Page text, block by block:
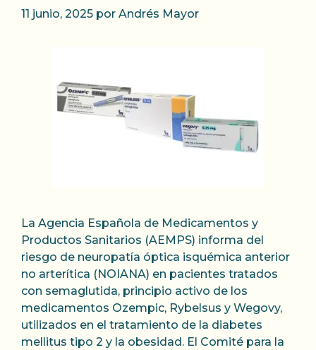
11 junio, 2025 por Andrés Mayor
La Agencia Española de Medicamentos y
Productos Sanitarios (AEMPS) informa del
riesgo de neuropatía óptica isquémica anterior
no arterítica (NOIANA) en pacientes tratados
con semaglutida, principio activo de los
medicamentos Ozempic, Rybelsus y Wegovy,
utilizados en el tratamiento de la diabetes
mellitus tipo 2 y la obesidad. El Comité para la